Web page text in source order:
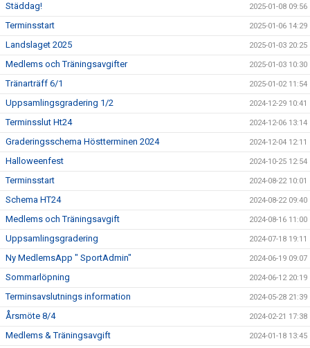
Städdag! 2025-01-08 09:56
Terminsstart 2025-01-06 14:29
Landslaget 2025 2025-01-03 20:25
Medlems och Träningsavgifter 2025-01-03 10:30
Tränarträff 6/1 2025-01-02 11:54
Uppsamlingsgradering 1/2 2024-12-29 10:41
Terminsslut Ht24 2024-12-06 13:14
Graderingsschema Höstterminen 2024 2024-12-04 12:11
Halloweenfest 2024-10-25 12:54
Terminsstart 2024-08-22 10:01
Schema HT24 2024-08-22 09:40
Medlems och Träningsavgift 2024-08-16 11:00
Uppsamlingsgradering 2024-07-18 19:11
Ny MedlemsApp " SportAdmin" 2024-06-19 09:07
Sommarlöpning 2024-06-12 20:19
Terminsavslutnings information 2024-05-28 21:39
Årsmöte 8/4 2024-02-21 17:38
Medlems & Träningsavgift 2024-01-18 13:45